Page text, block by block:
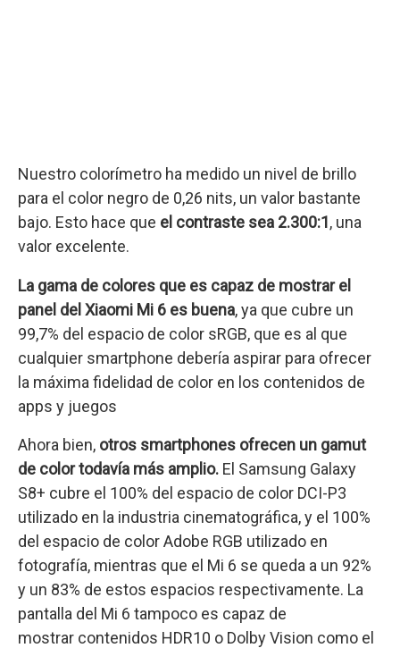
Nuestro colorímetro ha medido un nivel de brillo
para el color negro de 0,26 nits, un valor bastante
bajo. Esto hace que el contraste sea 2.300:1, una
valor excelente.
La gama de colores que es capaz de mostrar el
panel del Xiaomi Mi 6 es buena, ya que cubre un
99,7% del espacio de color sRGB, que es al que
cualquier smartphone debería aspirar para ofrecer
la máxima fidelidad de color en los contenidos de
apps y juegos
Ahora bien, otros smartphones ofrecen un gamut
de color todavía más amplio. El Samsung Galaxy
S8+ cubre el 100% del espacio de color DCI-P3
utilizado en la industria cinematográfica, y el 100%
del espacio de color Adobe RGB utilizado en
fotografía, mientras que el Mi 6 se queda a un 92%
y un 83% de estos espacios respectivamente. La
pantalla del Mi 6 tampoco es capaz de
mostrar contenidos HDR10 o Dolby Vision como el